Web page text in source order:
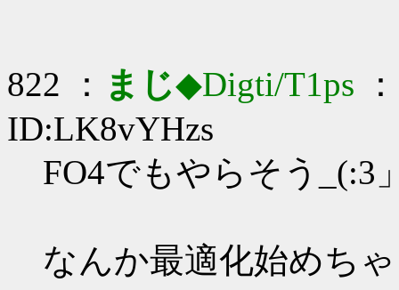
822 ： まじ◆Digti/T1ps
ID:LK8vYHzs
FO4でもやらそう_(:3
なんか最適化始めち